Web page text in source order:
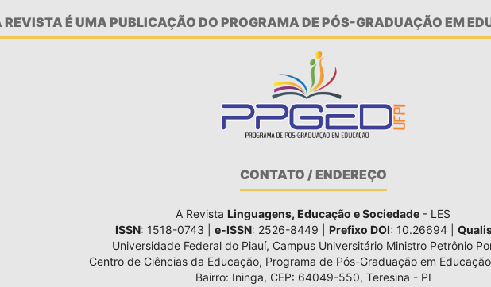
REVISTA É UMA PUBLICAÇÃO DO PROGRAMA DE PÓS-GRADUAÇÃO EM
CONTATO / ENDEREÇO
A Revista Linguagens, Educação e Sociedade - LES
ISSN: 1518-0743 | e-ISSN: 2526-8449 | Prefixo DOI: 10.26694 |
Universidade Federal do Piauí, Campus Universitário Ministro Petrônio
Centro de Ciências da Educação, Programa de Pós-Graduação em
Bairro: Ininga, CEP: 64049-550, Teresina - PI